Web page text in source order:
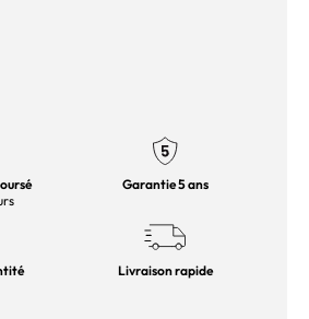
Garantie 5 ans
Livraison rapide